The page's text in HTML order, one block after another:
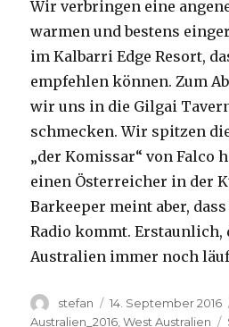
Wir verbringen eine
warmen und bestens
im Kalbarri Edge Resort,
empfehlen können. Zum
wir uns in die Gilgai
schmecken. Wir spitzen
„der Komissar“ von Falco
einen Österreicher in der
Barkeeper meint aber,
Radio kommt. Erstaunlich,
Australien immer noch
Autor
stefan
Veröffentlicht
am
14. September 2016
Australien_2016 ,West Australien